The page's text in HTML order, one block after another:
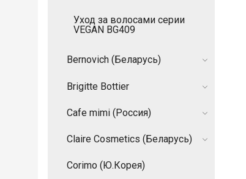
Уход за волосами серии
VEGAN BG409
Bernovich (Беларусь)
Brigitte Bottier
Cafe mimi (Россия)
Claire Cosmetics (Беларусь)
Corimo (Ю.Корея)